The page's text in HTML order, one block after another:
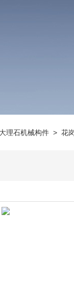
理石机械构件 > 花